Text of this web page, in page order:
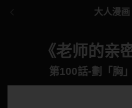
大人漫画
《老师的亲
第100話-劃「胸